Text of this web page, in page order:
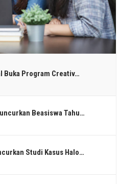
Buka Program Creativ…
Beasiswa Tahu…
Studi Kasus Halo…